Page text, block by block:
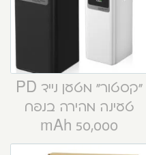
“קסטור” מטען נייד PD
טעינה מהירה בנפח
50,000 mAh